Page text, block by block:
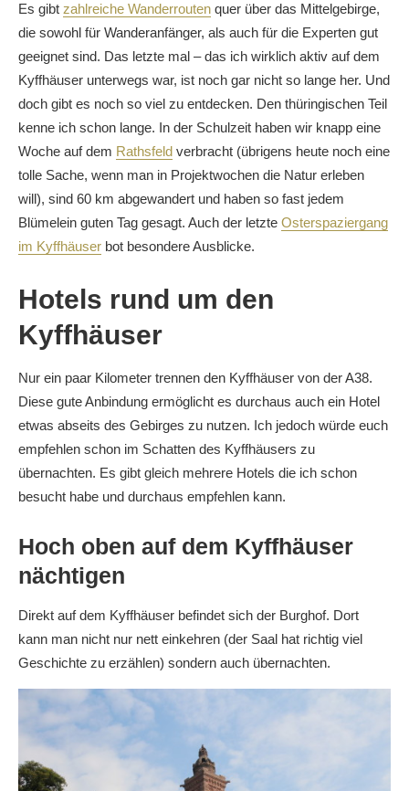
Es gibt zahlreiche Wanderrouten quer über das Mittelgebirge,
die sowohl für Wanderanfänger, als auch für die Experten gut
geeignet sind. Das letzte mal – das ich wirklich aktiv auf dem
Kyffhäuser unterwegs war, ist noch gar nicht so lange her. Und
doch gibt es noch so viel zu entdecken. Den thüringischen Teil
kenne ich schon lange. In der Schulzeit haben wir knapp eine
Woche auf dem Rathsfeld verbracht (übrigens heute noch eine
tolle Sache, wenn man in Projektwochen die Natur erleben
will), sind 60 km abgewandert und haben so fast jedem
Blümelein guten Tag gesagt. Auch der letzte Osterspaziergang
im Kyffhäuser bot besondere Ausblicke.
Hotels rund um den
Kyffhäuser
Nur ein paar Kilometer trennen den Kyffhäuser von der A38.
Diese gute Anbindung ermöglicht es durchaus auch ein Hotel
etwas abseits des Gebirges zu nutzen. Ich jedoch würde euch
empfehlen schon im Schatten des Kyffhäusers zu
übernachten. Es gibt gleich mehrere Hotels die ich schon
besucht habe und durchaus empfehlen kann.
Hoch oben auf dem Kyffhäuser
nächtigen
Direkt auf dem Kyffhäuser befindet sich der Burghof. Dort
kann man nicht nur nett einkehren (der Saal hat richtig viel
Geschichte zu erzählen) sondern auch übernachten.